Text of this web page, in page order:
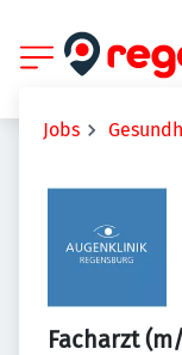
Jobs
Facharzt